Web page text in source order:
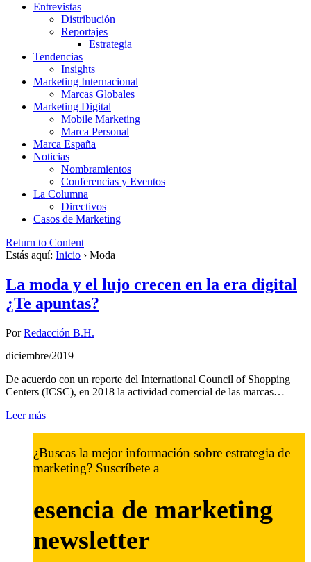
Entrevistas
Distribución
Reportajes
Estrategia
Tendencias
Insights
Marketing Internacional
Marcas Globales
Marketing Digital
Mobile Marketing
Marca Personal
Marca España
Noticias
Nombramientos
Conferencias y Eventos
La Columna
Directivos
Casos de Marketing
Return to Content
Estás aquí: Inicio › Moda
La moda y el lujo crecen en la era digital
¿Te apuntas?
PorRedacción B.H.
diciembre/2019
De acuerdo con un reporte del International Council of Shopping
Centers (ICSC), en 2018 la actividad comercial de las marcas…
Leer más
¿Buscas la mejor información sobre estrategia de
marketing? Suscríbete a
esencia de marketing
newsletter